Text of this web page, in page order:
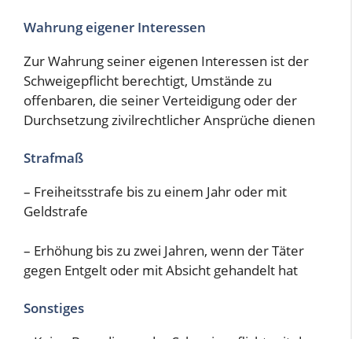
Wahrung eigener Interessen
Zur Wahrung seiner eigenen Interessen ist der
Schweigepflicht berechtigt, Umstände zu
offenbaren, die seiner Verteidigung oder der
Durchsetzung zivilrechtlicher Ansprüche dienen
Strafmaß
– Freiheitsstrafe bis zu einem Jahr oder mit
Geldstrafe
– Erhöhung bis zu zwei Jahren, wenn der Täter
gegen Entgelt oder mit Absicht gehandelt hat
Sonstiges